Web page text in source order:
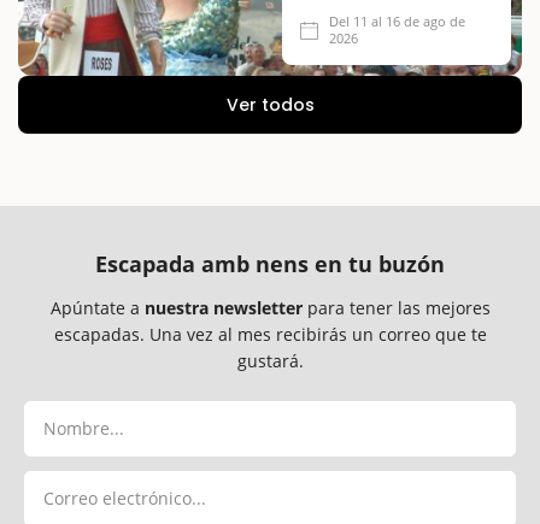
Del 11 al 16 de ago de
2026
Ver todos
Escapada amb nens en tu buzón
Apúntate a nuestra newsletterpara tener las mejores
escapadas. Una vez al mes recibirás un correo que te
gustará.